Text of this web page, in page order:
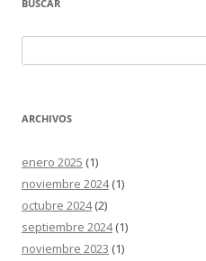
BUSCAR
ARCHIVOS
enero 2025 (1)
noviembre 2024(1)
octubre 2024(2)
septiembre 2024(1)
noviembre 2023 (1)